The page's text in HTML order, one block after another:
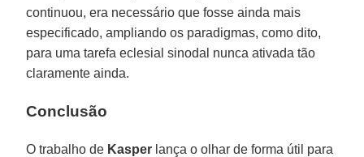
continuou, era necessário que fosse ainda mais
especificado, ampliando os paradigmas, como dito,
para uma tarefa eclesial sinodal nunca ativada tão
claramente ainda.
Conclusão
O trabalho de Kasper lança o olhar de forma útil para